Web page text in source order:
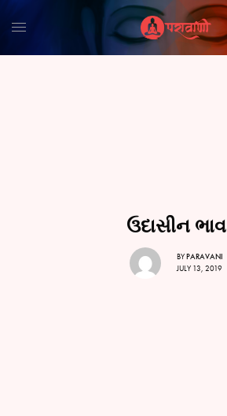
ઉદાસીન ભાવ
BYPARAVANI
JULY 13, 2019